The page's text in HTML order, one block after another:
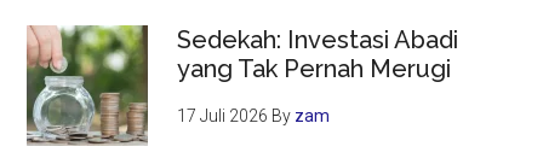
Sedekah: Investasi Abadi
yang Tak Pernah Merugi
17 Juli 2026 By zam